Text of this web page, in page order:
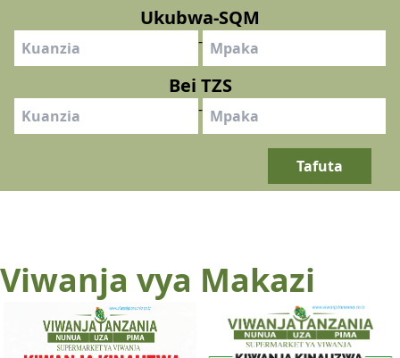
Ukubwa-SQM
-
Bei TZS
-
Tafuta
Viwanja vya Makazi